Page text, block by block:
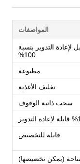
المواصفات
التدوير بنسبة
100%
مطبوعة
تغليف الأغذية
سحب ذاتية الوقوف
قابلة للتخصيص
(يمكن تخصيصها)